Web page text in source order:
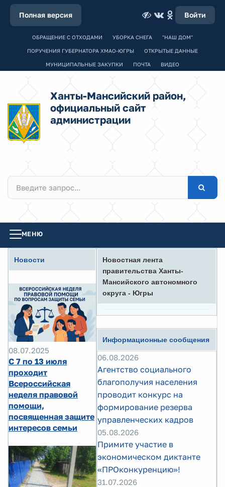
Полная версия Войти
ОБРАЩЕНИЕ С ОТХОДАМИ УБОРКА СНЕГА "НАШ ДОМ"
ПОРУЧЕНИЯ ГУБЕРНАТОРА ХМАО-ЮГРЫ ОТКРЫТЫЕ ДАННЫЕ
МУНИЦИПАЛЬНЫЕ ЗАКУПКИ ПОЧТА ВИДЕО
Ханты-Мансийский район,
официальный сайт
администрации
МЕНЮ
Новости
08.07.2025
С 7 по 13 июля
проходит
Всероссийская
неделя правовой
помощи,
посвященная защите
интересов семьи
Новостная лента
правительства Ханты-
Мансийского автономного
округа - Югры
Информационные сообщения
06.08.2026
Агентство социального
благополучия населения
проводит конкурс на
формирование резерва
управленческих кадров
05.08.2026
Примите участие в
экономическом диктанте
«ПРОконкуренцию»!
31.07.2026